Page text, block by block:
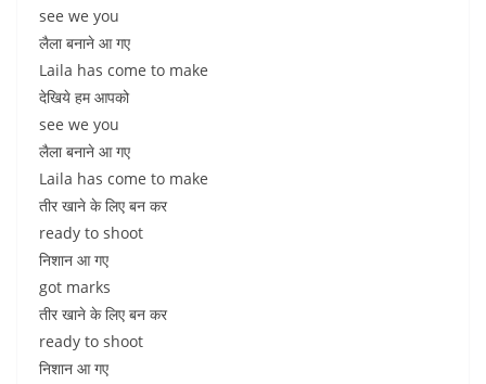
see we you
लैला बनाने आ गए
Laila has come to make
देखिये हम आपको
see we you
लैला बनाने आ गए
Laila has come to make
तीर खाने के लिए बन कर
ready to shoot
निशान आ गए
got marks
तीर खाने के लिए बन कर
ready to shoot
निशान आ गए